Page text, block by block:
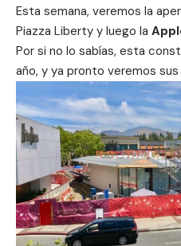
Esta semana, veremos la
Piazza Liberty y luego la
Por si no lo sabías, esta
año, y ya pronto veremos